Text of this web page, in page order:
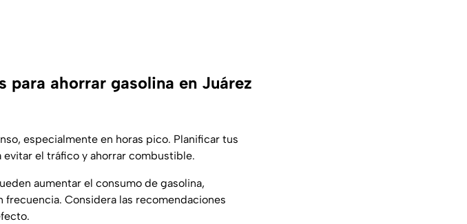
para ahorrar gasolina en Juárez
especialmente en horas pico. Planificar tus
el tráfico y ahorrar combustible.
aumentar el consumo de gasolina,
Considera las recomendaciones